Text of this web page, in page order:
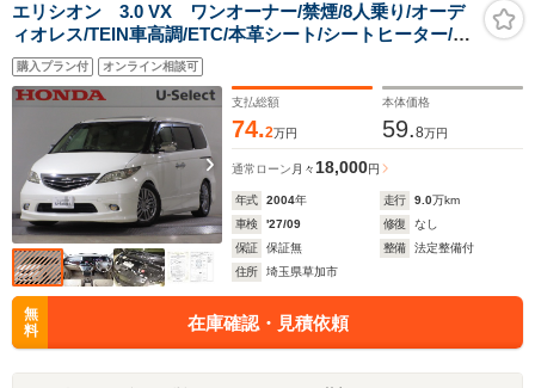
エリシオン 3.0 VX ワンオーナー/禁煙/8人乗り/オーデ
ィオレス/TEIN車高調/ETC/本革シート/シートヒーター/両
側電動スライドドア/ディスチャージヘッドライト/オート
ライト/純正17インチアルミホイール/クルーズコントロー
ル
購入プラン付 オンライン相談可
支払総額
74.2万円
本体価格
59.8万円
通常ローン 月々18,000円
年式 2004年 走行 9.0万km
車検
'27/09 修復
なし
保証
保証無 整備
法定整備付
住所
埼玉県草加市
無
料
在庫確認・見積依頼